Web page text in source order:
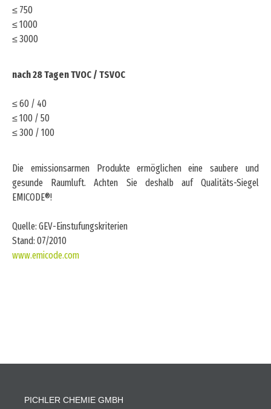
≤ 750
≤ 1000
≤ 3000
nach 28 Tagen TVOC / TSVOC
≤ 60 / 40
≤ 100 / 50
≤ 300 / 100
Die emissionsarmen Produkte ermöglichen eine saubere und
gesunde Raumluft. Achten Sie deshalb auf Qualitäts-Siegel
EMICODE®!
Quelle: GEV-Einstufungskriterien
Stand: 07/2010
www.emicode.com
PICHLER CHEMIE GMBH